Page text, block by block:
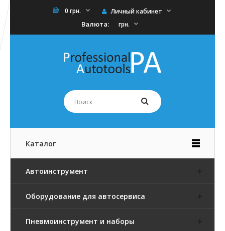
0 грн. Личный кабинет
Валюта: грн.
Каталог
Автоинструмент
Оборудование для автосервиса
Пневмоинструмент и наборы